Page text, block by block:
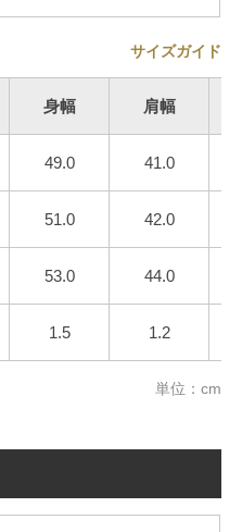
サイズガイド
身幅 肩幅
49.0 41.0
51.0 42.0
53.0 44.0
1.5 1.2
単位：cm